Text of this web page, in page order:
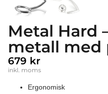
Metal Hard
metall med
679 kr
inkl. moms
Ergonomisk